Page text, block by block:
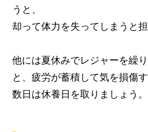
うと、
却って体力を失ってしまうと担
他には夏休みでレジャーを繰
と、疲労が蓄積して気を損傷
数日は休養日を取りましょう。